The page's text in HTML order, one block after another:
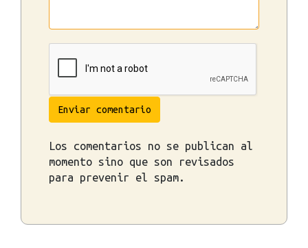
Enviar comentario
Los comentarios no se publican al
momento sino que son revisados
para prevenir el spam.